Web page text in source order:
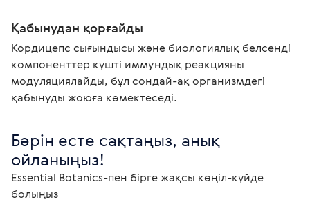
Қабынудан қорғайды
Кордицепс сығындысы және биологиялық белсенді
компоненттер күшті иммундық реакцияны
модуляциялайды, бұл сондай-ақ организмдегі
қабынуды жоюға көмектеседі.
Бәрін есте сақтаңыз, анық
ойланыңыз!
Essential Botanics-пен бірге жақсы көңіл-күйде
болыңыз